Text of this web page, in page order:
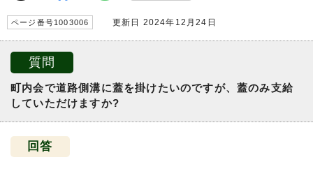
ページ番号1003006 更新日 2024年12月24日
質問
町内会で道路側溝に蓋を掛けたいのですが、蓋のみ支給
していただけますか?
回答